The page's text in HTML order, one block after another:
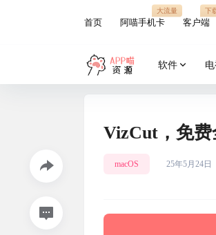
首页 阿喵手机卡
大流量
客户端
下
软件
VizCut，免
macOS 25年5月24日